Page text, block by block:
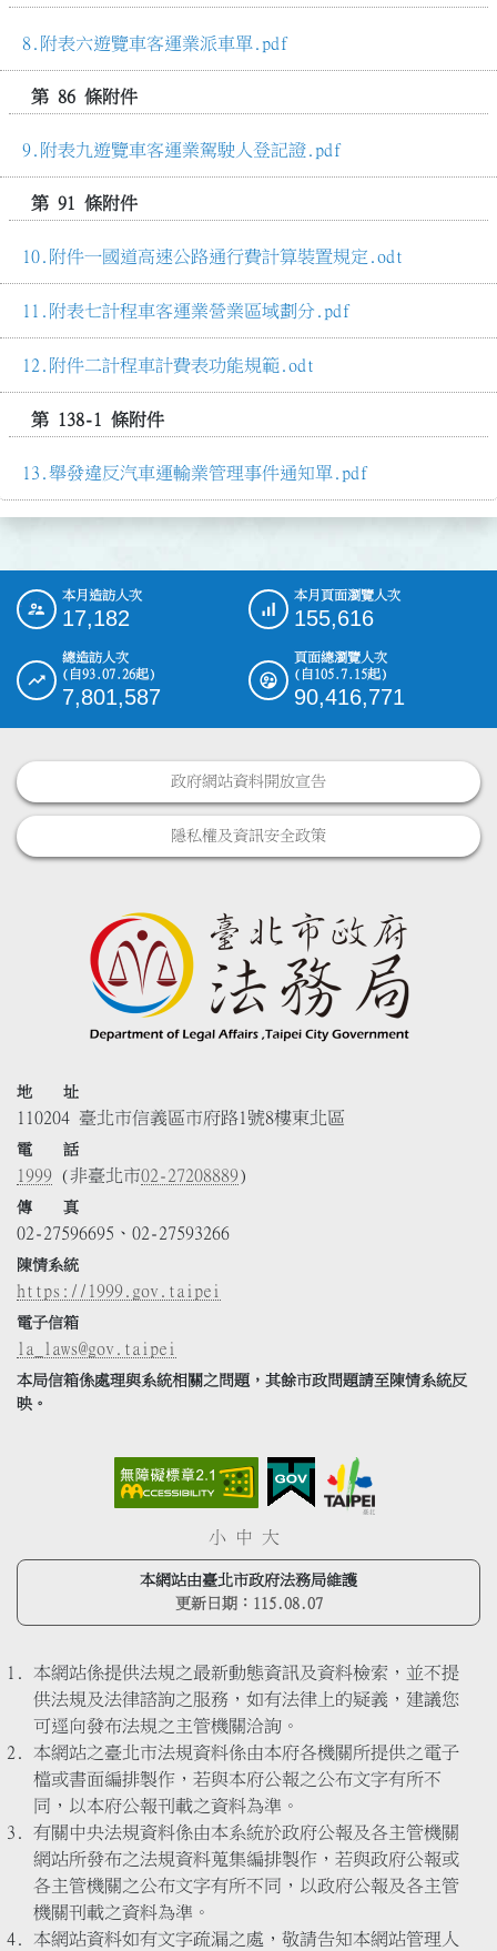
附表六遊覽車客運業派車單.pdf
第 86 條附件
附表九遊覽車客運業駕駛人登記證.pdf
第 91 條附件
附件一國道高速公路通行費計算裝置規定.odt
附表七計程車客運業營業區域劃分.pdf
附件二計程車計費表功能規範.odt
第 138-1 條附件
舉發違反汽車運輸業管理事件通知單.pdf
::: 本月造訪人次
17,182
本月頁面瀏覽人次
155,616
總造訪人次
(自93.07.26起)
7,801,587
頁面總瀏覽人次
(自105.7.15起)
90,416,771
政府網站資料開放宣告
隱私權及資訊安全政策
地 址
110204 臺北市信義區市府路1號8樓東北區
電 話
1999 (非臺北市02-27208889)
傳 真
02-27596695、02-27593266
陳情系統
https://1999.gov.taipei
電子信箱
la_laws@gov.taipei
本局信箱係處理與系統相關之問題，其餘市政問題請至陳情系統反
映。
小 中 大
本網站由臺北市政府法務局維護
更新日期： 115.08.07
本網站係提供法規之最新動態資訊及資料檢索，並不提
供法規及法律諮詢之服務，如有法律上的疑義，建議您
可逕向發布法規之主管機關洽詢。
本網站之臺北市法規資料係由本府各機關所提供之電子
檔或書面編排製作，若與本府公報之公布文字有所不
同，以本府公報刊載之資料為準。
有關中央法規資料係由本系統於政府公報及各主管機關
網站所發布之法規資料蒐集編排製作，若與政府公報或
各主管機關之公布文字有所不同，以政府公報及各主管
機關刊載之資料為準。
本網站資料如有文字疏漏之處，敬請告知本網站管理人